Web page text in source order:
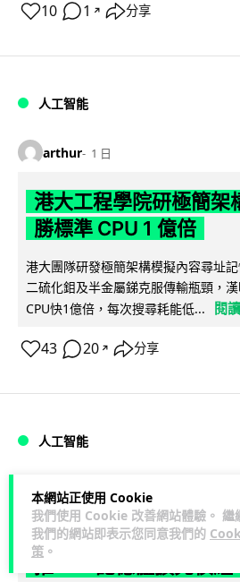
本網站正使用 Cookie
我們使用 Cookie 改善網站體驗。 繼
我們的網站即表示您同意我們的
策 。
10 1 ↗ 分享
人工智能
arthur 1 日
港大工程學院研極簡架
勝標準 CPU 1 億倍
港大團隊研發極簡架構模擬內容尋址
二硫化鉬及半金屬銻克服傳輸瓶頸，
CPU快1億倍，每次搜尋耗能低...
閱
43 20 ↗ 分享
人工智能
Lawton 1 日
靠快閃記憶體紓緩